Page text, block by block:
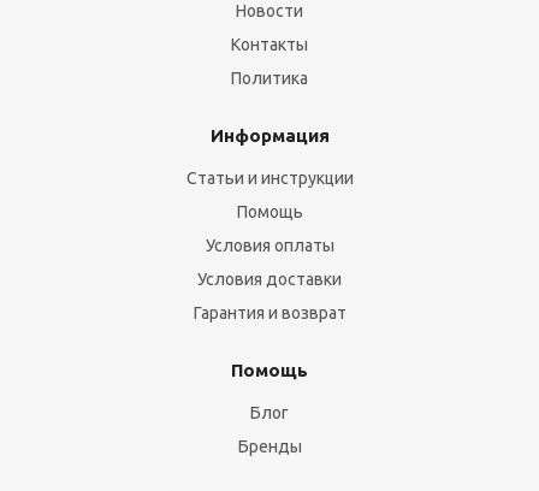
Новости
Контакты
Политика
Информация
Статьи и инструкции
Помощь
Условия оплаты
Условия доставки
Гарантия и возврат
Помощь
Блог
Бренды